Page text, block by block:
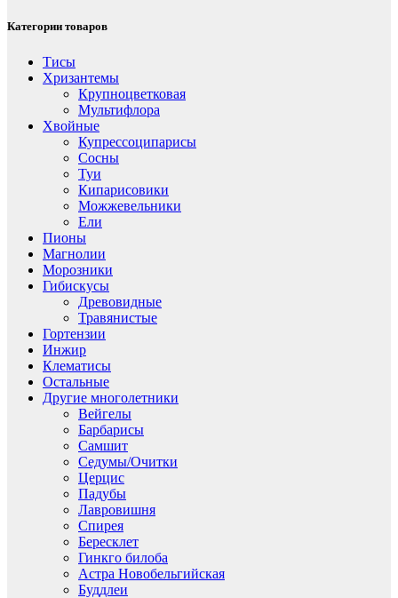
Категории товаров
Тисы
Хризантемы
Крупноцветковая
Мультифлора
Хвойные
Купрессоципарисы
Сосны
Туи
Кипарисовики
Можжевельники
Ели
Пионы
Магнолии
Морозники
Гибискусы
Древовидные
Травянистые
Гортензии
Инжир
Клематисы
Остальные
Другие многолетники
Вейгелы
Барбарисы
Самшит
Седумы/Очитки
Церцис
Падубы
Лавровишня
Спирея
Бересклет
Гинкго билоба
Астра Новобельгийская
Буддлеи